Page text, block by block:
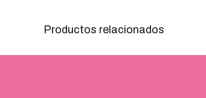
Productos relacionados